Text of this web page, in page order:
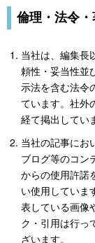
倫理・法令
当社は、編集長
頼性・妥当性並
示法を含む法令
ています。社外
経て掲出してい
当社の記事にお
ブログ等のコン
からの使用許諾
い使用していま
表している画像
ク・引用は行っ
ざいます。